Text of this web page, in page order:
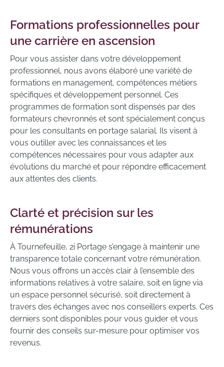
Formations professionnelles pour
une carrière en ascension
Pour vous assister dans votre développement
professionnel, nous avons élaboré une variété de
formations en management, compétences métiers
spécifiques et développement personnel. Ces
programmes de formation sont dispensés par des
formateurs chevronnés et sont spécialement conçus
pour les consultants en portage salarial. Ils visent à
vous outiller avec les connaissances et les
compétences nécessaires pour vous adapter aux
évolutions du marché et pour répondre efficacement
aux attentes des clients.
Clarté et précision sur les
rémunérations
À Tournefeuille, 2i Portage s’engage à maintenir une
transparence totale concernant votre rémunération.
Nous vous offrons un accès clair à l’ensemble des
informations relatives à votre salaire, soit en ligne via
un espace personnel sécurisé, soit directement à
travers des échanges avec nos conseillers experts. Ces
derniers sont disponibles pour vous guider et vous
fournir des conseils sur-mesure pour optimiser vos
revenus.